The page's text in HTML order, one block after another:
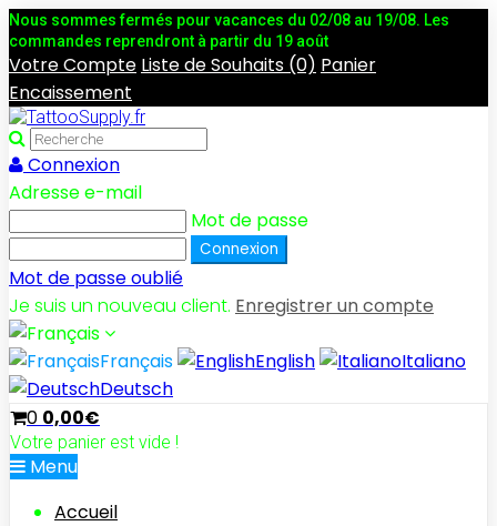
Nous sommes fermés pour vacances du 02/08 au 19/08. Les
commandes reprendront à partir du 19 août
Votre Compte Liste de Souhaits (0) Panier
Encaissement
Connexion
Adresse e-mail
Mot de passe
Mot de passe oublié
Je suis un nouveau client. Enregistrer un compte
Français English
Italiano
Deutsch
0 0,00€
Votre panier est vide !
Menu
Accueil